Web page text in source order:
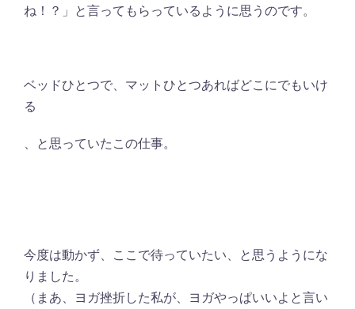
ね！？」と言ってもらっているように思うのです。
ベッドひとつで、マットひとつあればどこにでもいけ
る
、と思っていたこの仕事。
今度は動かず、ここで待っていたい、と思うようにな
りました。
（まあ、ヨガ挫折した私が、ヨガやっぱいいよと言い